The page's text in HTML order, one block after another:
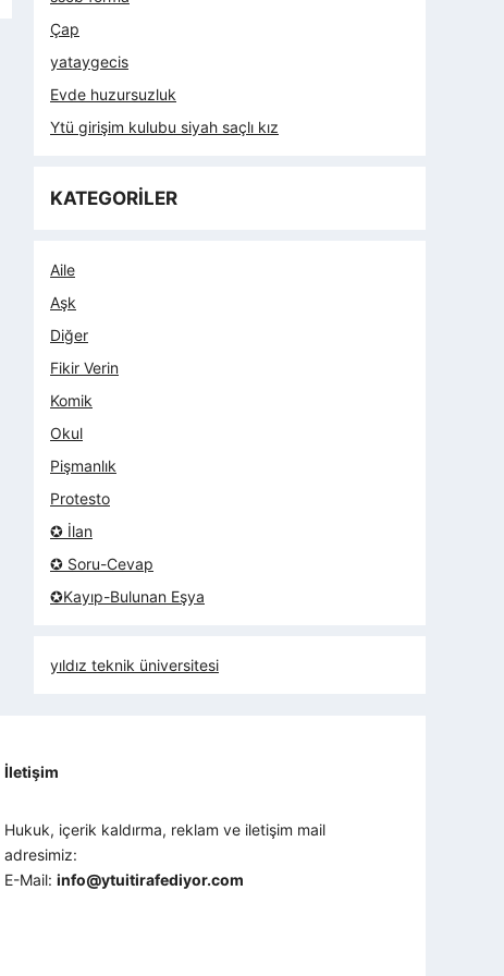
Çap
yataygecis
Evde huzursuzluk
Ytü girişim kulubu siyah saçlı kız
KATEGORİLER
Aile
Aşk
Diğer
Fikir Verin
Komik
Okul
Pişmanlık
Protesto
✪ İlan
✪ Soru-Cevap
✪Kayıp-Bulunan Eşya
yıldız teknik üniversitesi
İletişim
Hukuk, içerik kaldırma, reklam ve iletişim mail
adresimiz:
E-Mail:info@ytuitirafediyor.com